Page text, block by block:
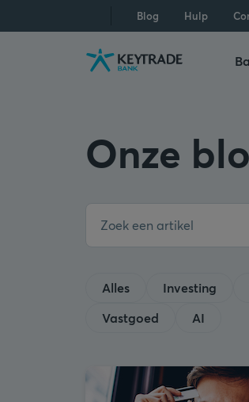
navigatie
aanmelden
inhoud
Blog Hulp
Onze
Alles Investing
Vastgoed
AI